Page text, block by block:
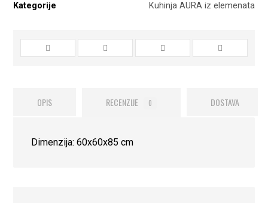
Kategorije Kuhinja AURA iz elemenata
OPIS RECENZIJE 0 DOSTAVA
Dimenzija: 60x60x85 cm